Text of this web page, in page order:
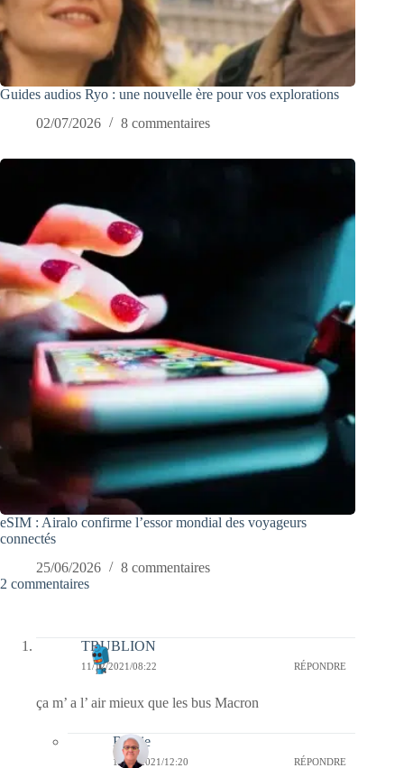
Guides audios Ryo : une nouvelle ère pour vos explorations
02/07/2026
8 commentaires
eSIM : Airalo confirme l’essor mondial des voyageurs
connectés
25/06/2026
8 commentaires
2 commentaires
TRUBLION
11/12/2021/08:22 RÉPONDRE
ça m’ a l’ air mieux que les bus Macron
Bernie
12/12/2021/12:20 RÉPONDRE